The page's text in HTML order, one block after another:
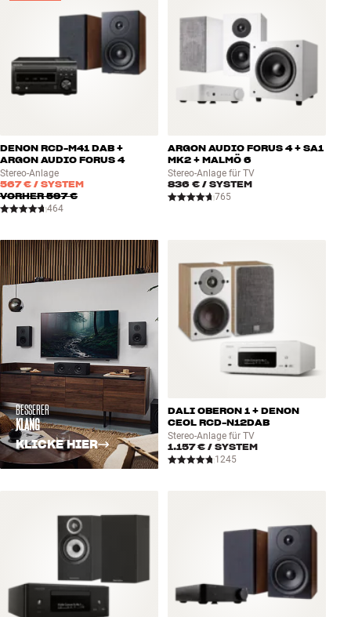
DENON RCD-M41 DAB +
ARGON AUDIO FORUS 4
Stereo-Anlage
567 € / SYSTEM
VORHER597 €
464
ARGON AUDIO FORUS 4 + SA1
MK2 + MALMÖ 6
Stereo-Anlage für TV
836 € / SYSTEM
765
BESSERER
KLANG
KLICKE HIER
DALI OBERON 1 + DENON
CEOL RCD-N12DAB
Stereo-Anlage für TV
1.157 € / SYSTEM
1245